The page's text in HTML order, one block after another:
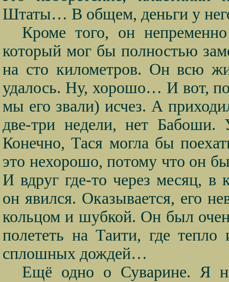
Штаты… В общем, деньги у
Кроме того, он
который мог бы полностью
на сто километров. Он всю
удалось. Ну, хорошо… И вот,
мы его звали) исчез. А
две-три недели, нет
Конечно, Тася могла бы
это нехорошо, потому что он
И вдруг где-то через месяц, в
он явился. Оказывается, его
кольцом и шубкой. Он был
полететь на Таити, где
сплошных дождей…
Ещё одно о Суварине. Я